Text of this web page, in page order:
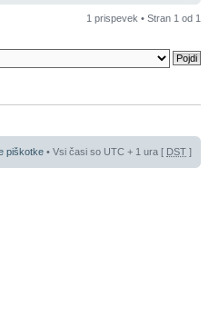
1 prispevek • Stran 1 od 1
piškotke • Vsi časi so UTC + 1 ura [ DST ]